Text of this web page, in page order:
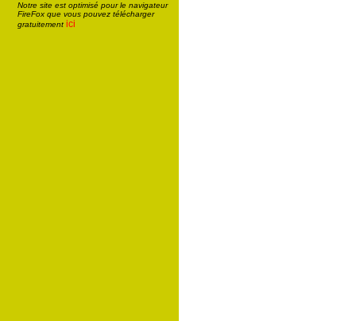
Notre site est optimisé pour le navigateur
FireFox que vous pouvez télécharger
gratuitement ici